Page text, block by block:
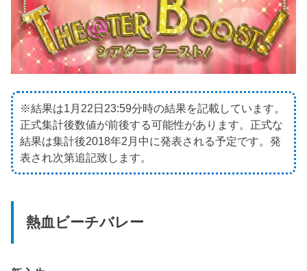
※結果は1月22日23:59分時の結果を記載しています。
正式集計後数値が前後する可能性があります。正式な
結果は集計後2018年2月中に発表される予定です。発
表され次第追記致します。
熱血ビーチバレー